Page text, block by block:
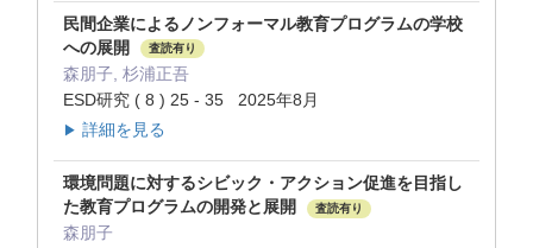
民間企業によるノンフォーマル教育プログラムの学校
への展開
査読有り
森朋子, 杉浦正吾
ESD研究 ( 8 ) 25 - 35 2025年8月
▶ 詳細を見る
環境問題に対するシビック・アクション促進を目指し
た教育プログラムの開発と展開
査読有り
森朋子